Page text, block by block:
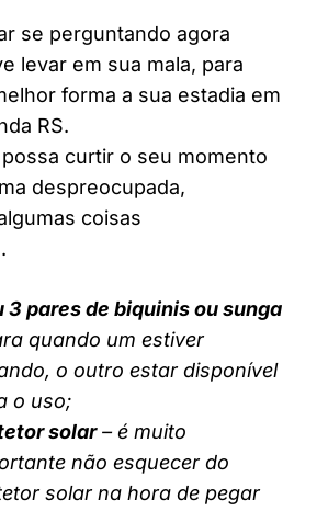
se perguntando agora
levar em sua mala, para
forma a sua estadia em
RS.
curtir o seu momento
despreocupada,
coisas
3 pares de biquinis ou sunga
quando um estiver
o outro estar disponível
o uso;
solar– é muito
não esquecer do
solar na hora de pegar